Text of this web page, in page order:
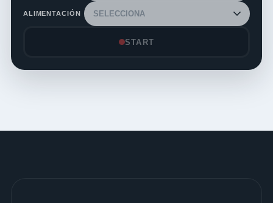
ALIMENTACIÓN
START